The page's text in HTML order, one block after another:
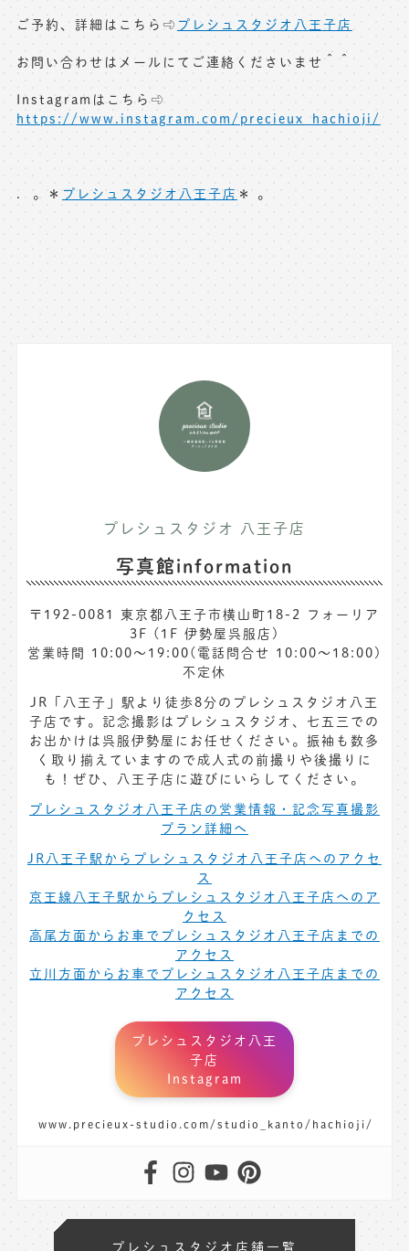
ご予約、詳細はこちら⇨ プレシュスタジオ八王子店
お問い合わせはメールにてご連絡くださいませ＾＾
Instagramはこちら⇨
https://www.instagram.com/precieux_hachioji/
. 。＊ プレシュスタジオ八王子店 ＊ 。
プレシュスタジオ 八王子店
写真館information
〒192-0081 東京都八王子市横山町18-2 フォーリア
3F (1F 伊勢屋呉服店)
営業時間 10:00〜19:00(電話問合せ 10:00〜18:00)
不定休
JR「八王子」駅より徒歩8分のプレシュスタジオ八王
子店です。記念撮影はプレシュスタジオ、七五三での
お出かけは呉服伊勢屋にお任せください。振袖も数多
く取り揃えていますので成人式の前撮りや後撮りに
も！ぜひ、八王子店に遊びにいらしてください。
プレシュスタジオ八王子店の営業情報・記念写真撮影
プラン詳細へ
JR八王子駅からプレシュスタジオ八王子店へのアクセ
ス
京王線八王子駅からプレシュスタジオ八王子店へのア
クセス
高尾方面からお車でプレシュスタジオ八王子店までの
アクセス
立川方面からお車でプレシュスタジオ八王子店までの
アクセス
プレシュスタジオ八王
子店
Instagram
www.precieux-studio.com/studio_kanto/hachioji/
プレシュスタジオ店舗一覧